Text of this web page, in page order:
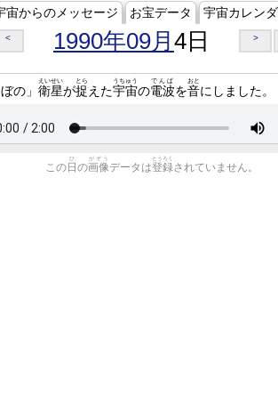
宙からのメッセージ お宝データ 宇宙カレン
< 1990年09月 4日 >
の」 衛星
えいせい
が捉
とら
えた宇宙
うちゅう
の電波
でんぱ
を音
おと
にしました。
この 日
ひ
の画像
がぞう
データは登録
とうろく
されていません。